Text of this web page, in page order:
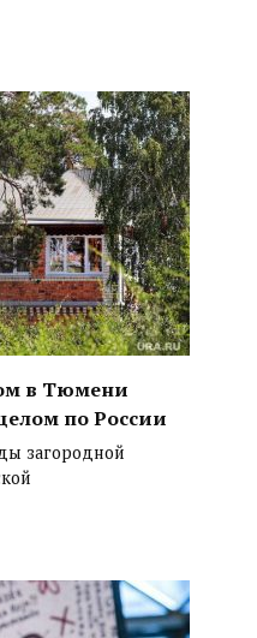
в Тюмени
по России
загородной